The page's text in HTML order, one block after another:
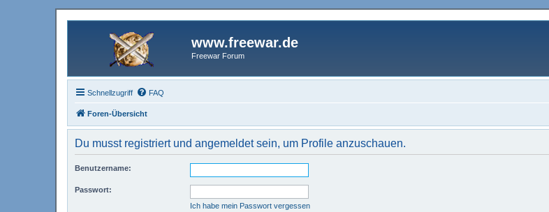
www.freewar.de
Freewar Forum
Schnellzugriff FAQ
Foren-Übersicht
Du musst registriert und angemeldet sein, um Profile anzuschauen.
Benutzername:
Passwort:
Ich habe mein Passwort vergessen